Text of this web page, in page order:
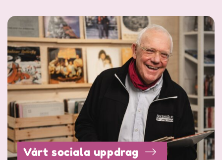
Vårt sociala uppdrag